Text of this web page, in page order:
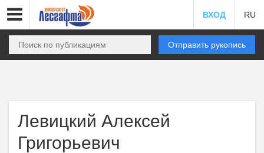
ВХОД RU
Отправить рукопись
Левицкий Алексей
Григорьевич